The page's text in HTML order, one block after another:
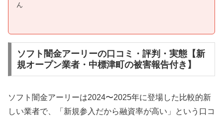
ん
ソフト闇金アーリーの口コミ・評判・実態【新
規オープン業者・中標津町の被害報告付き】
ソフト闇金アーリーは2024〜2025年に登場した比較的新
しい業者で、「新規参入だから融資率が高い」という口コ